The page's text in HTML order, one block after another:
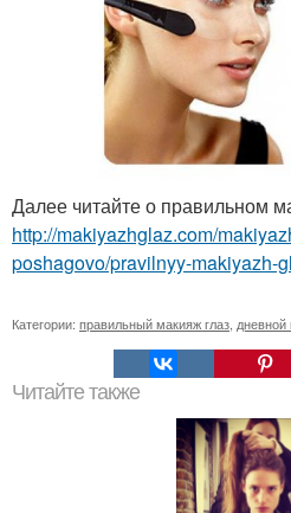
Далее читайте о правильном
http://makiyazhglaz.com/
poshagovo/pravilnyy-makiyazh-
Категории: правильный макияж глаз дневной
Читайте также